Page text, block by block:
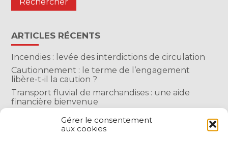
Gérer le consentement
aux cookies
ARTICLES RÉCENTS
Incendies : levée des interdictions de circulation
Cautionnement : le terme de l’engagement
libère-t-il la caution ?
Transport fluvial de marchandises : une aide
financière bienvenue
comptent-elles ?